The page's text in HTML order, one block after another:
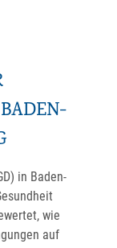
in Baden-
wie
auf